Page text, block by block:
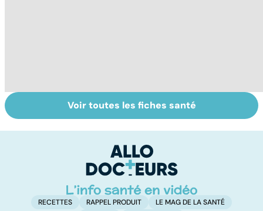
Tout savoir sur
les infections
Inflammation des
amygdales : que
d'angine ?
Voir toutes les fiches santé
RECETTES RAPPEL PRODUIT LE MAG DE LA SANTÉ